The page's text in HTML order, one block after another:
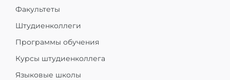
Факультеты
Штудиенколлеги
Программы обучения
Курсы штудиенколлега
Языковые школы